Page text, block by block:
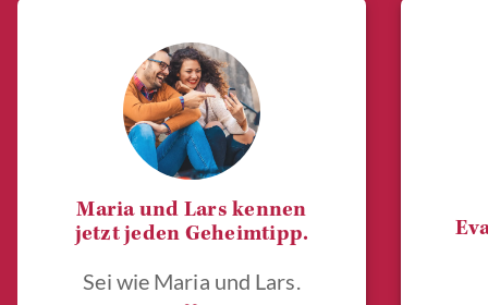
Maria und Lars kennen
jetzt jeden Geheimtipp.
Sei wie Maria und Lars.